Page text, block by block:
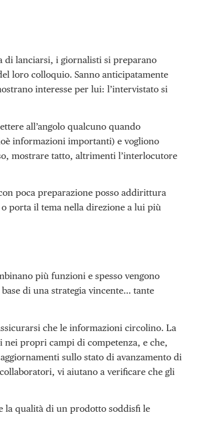
di lanciarsi, i giornalisti si preparano
loro colloquio. Sanno anticipatamente
interesse per lui: l’intervistato si
all’angolo qualcuno quando
informazioni importanti) e vogliono
mostrare tatto, altrimenti l’interlocutore
poca preparazione posso addirittura
porta il tema nella direzione a lui più
più funzioni e spesso vengono
di una strategia vincente… tante
che le informazioni circolino. La
nei propri campi di competenza, e che,
sullo stato di avanzamento di
vi aiutano a verificare che gli
la qualità di un prodotto soddisfi le